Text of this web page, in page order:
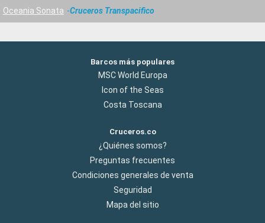
Oceania Sonata
Cruceros Transpacifico
Barcos más populares
MSC World Europa
Icon of the Seas
Costa Toscana
Cruceros.co
¿Quiénes somos?
Preguntas frecuentes
Condiciones generales de venta
Seguridad
Mapa del sitio